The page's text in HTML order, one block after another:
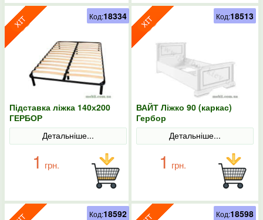
Підставка ліжка 140х200
ГЕРБОР
Детальніше...
1 грн.
Код:18334
ВАЙТ Ліжко 90 (каркас)
Гербор
Детальніше...
1 грн.
Код:18513
Код:18592 Код:18598